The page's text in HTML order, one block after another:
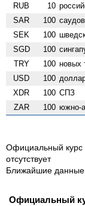
RUB 10
SAR 100
SEK 100
SGD 100
TRY 100 новых
USD 100
XDR 100 СПЗ
ZAR 100 южно-
Официальный
отсутствует
Ближайшие данные
Официальный